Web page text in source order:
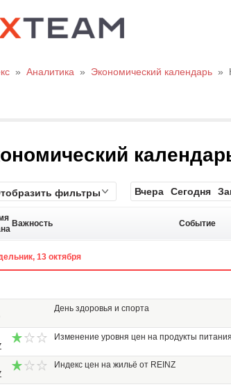
» Аналитика » Экономический календарь »
фильтры Вчера Сегодня
Важность Событие
13 октября
День здоровья и спорта
Изменение уровня цен на продукты питания
Индекс цен на жильё от REINZ